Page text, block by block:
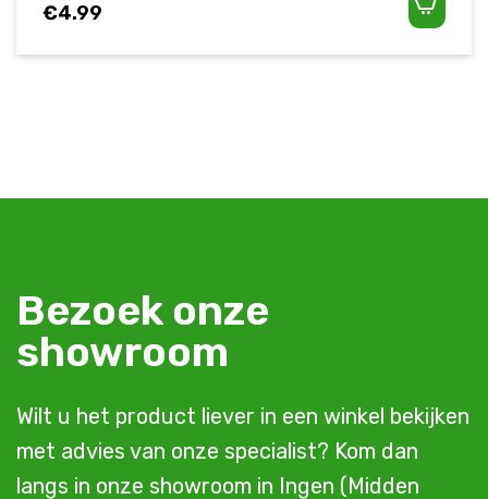
€4.99
Bezoek onze
showroom
Wilt u het product liever in een winkel bekijken
met advies van onze specialist? Kom dan
langs in onze showroom in Ingen (Midden